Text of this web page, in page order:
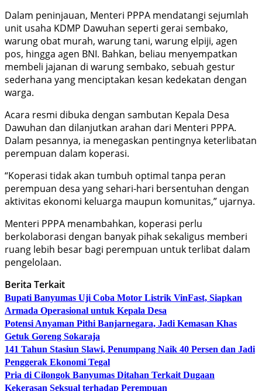
Dalam peninjauan, Menteri PPPA mendatangi sejumlah
unit usaha KDMP Dawuhan seperti gerai sembako,
warung obat murah, warung tani, warung elpiji, agen
pos, hingga agen BNI. Bahkan, beliau menyempatkan
membeli jajanan di warung sembako, sebuah gestur
sederhana yang menciptakan kesan kedekatan dengan
warga.
Acara resmi dibuka dengan sambutan Kepala Desa
Dawuhan dan dilanjutkan arahan dari Menteri PPPA.
Dalam pesannya, ia menegaskan pentingnya keterlibatan
perempuan dalam koperasi.
“Koperasi tidak akan tumbuh optimal tanpa peran
perempuan desa yang sehari-hari bersentuhan dengan
aktivitas ekonomi keluarga maupun komunitas,” ujarnya.
Menteri PPPA menambahkan, koperasi perlu
berkolaborasi dengan banyak pihak sekaligus memberi
ruang lebih besar bagi perempuan untuk terlibat dalam
pengelolaan.
Berita Terkait
Bupati Banyumas Uji Coba Motor Listrik VinFast, Siapkan
Armada Operasional untuk Kepala Desa
Potensi Anyaman Pithi Banjarnegara, Jadi Kemasan Khas
Getuk Goreng Sokaraja
141 Tahun Stasiun Slawi, Penumpang Naik 40 Persen dan Jadi
Penggerak Ekonomi Tegal
Pria di Cilongok Banyumas Ditahan Terkait Dugaan
Kekerasan Seksual terhadap Perempuan